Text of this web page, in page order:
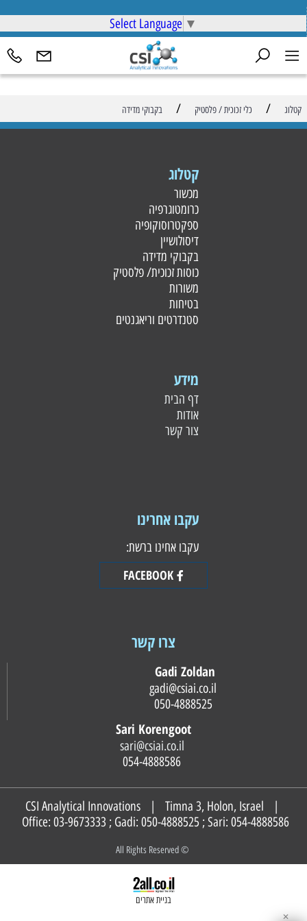
Select Language ▼
קטלוג / כלי זכוכית / פלסטיק / בקבוקי מדידה
קטלוג
מכשור
כרומטוגרפיה
ספקטרוסוקופיה
דיסולושיין
בקבוקי מדידה
כוסות זכוכית/ פלסטיק
משורות
בטיחות
סטנדרטים וריאגנטים
מידע
דף הבית
אודות
צור קשר
עקבו אחרינו
עקבו אחינו ברשת:
FACEBOOK
צרו קשר
Gadi Zoldan
Sari Korengoot
sari@csiai.co.il
CSI Analytical Innovations | Timna 3, Holon, Israel |
Office: 03-9673333 ; Gadi: 050-4888525 ; Sari: 054-4888586
© All Rights Reserved
בניית אתרים
✕